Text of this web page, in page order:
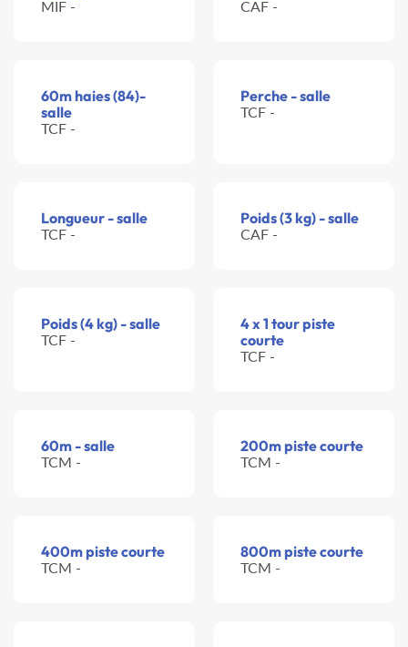
MIF - CAF -
60m haies (84)-
salle
TCF -
Perche - salle
TCF -
Longueur - salle
TCF -
Poids (3 kg) - salle
CAF -
Poids (4 kg) - salle
TCF -
4 x 1 tour piste
courte
TCF -
60m - salle
TCM -
200m piste courte
TCM -
400m piste courte
TCM -
800m piste courte
TCM -